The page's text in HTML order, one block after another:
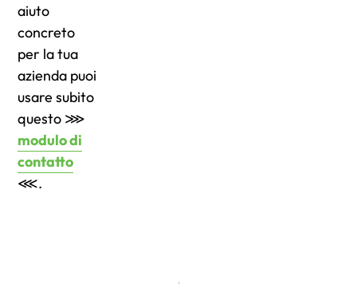
aiuto
concreto
per la tua
azienda puoi
usare subito
questo ⋙
modulo di
contatto
⋘.